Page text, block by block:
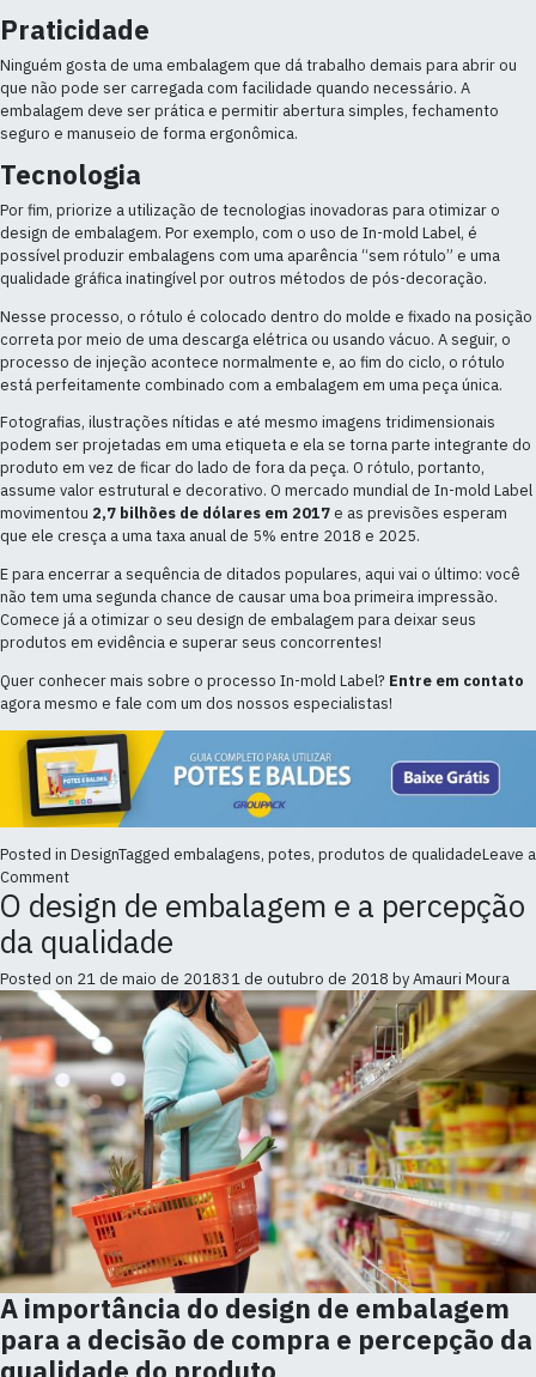
Praticidade
Ninguém gosta de uma embalagem que dá trabalho demais para abrir ou
que não pode ser carregada com facilidade quando necessário. A
embalagem deve ser prática e permitir abertura simples, fechamento
seguro e manuseio de forma ergonômica.
Tecnologia
Por fim, priorize a utilização de tecnologias inovadoras para otimizar o
design de embalagem. Por exemplo, com o uso de In-mold Label, é
possível produzir embalagens com uma aparência “sem rótulo” e uma
qualidade gráfica inatingível por outros métodos de pós-decoração.
Nesse processo, o rótulo é colocado dentro do molde e fixado na posição
correta por meio de uma descarga elétrica ou usando vácuo. A seguir, o
processo de injeção acontece normalmente e, ao fim do ciclo, o rótulo
está perfeitamente combinado com a embalagem em uma peça única.
Fotografias, ilustrações nítidas e até mesmo imagens tridimensionais
podem ser projetadas em uma etiqueta e ela se torna parte integrante do
produto em vez de ficar do lado de fora da peça. O rótulo, portanto,
assume valor estrutural e decorativo. O mercado mundial de In-mold Label
movimentou 2,7 bilhões de dólares em 2017e as previsões esperam
que ele cresça a uma taxa anual de 5% entre 2018 e 2025.
E para encerrar a sequência de ditados populares, aqui vai o último: você
não tem uma segunda chance de causar uma boa primeira impressão.
Comece já a otimizar o seu design de embalagem para deixar seus
produtos em evidência e superar seus concorrentes!
Quer conhecer mais sobre o processo In-mold Label? Entre em contato
agora mesmo e fale com um dos nossos especialistas!
Posted in DesignTagged embalagens, potes, produtos de qualidadeLeave a
Commenton
Design
de
embalagem:
o
rótulo
influencia
o
consumidor?
O design de embalagem e a percepção
da qualidade
Posted on 21 de maio de 201831 de outubro de 2018 byAmauri Moura
A importância do design de embalagem
para a decisão de compra e percepção da